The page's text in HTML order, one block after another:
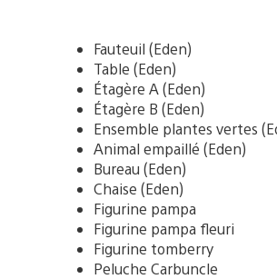
Fauteuil (Eden)
Table (Eden)
Étagère A (Eden)
Étagère B (Eden)
Ensemble plantes vertes
Animal empaillé (Eden)
Bureau (Eden)
Chaise (Eden)
Figurine pampa
Figurine pampa fleuri
Figurine tomberry
Peluche Carbuncle